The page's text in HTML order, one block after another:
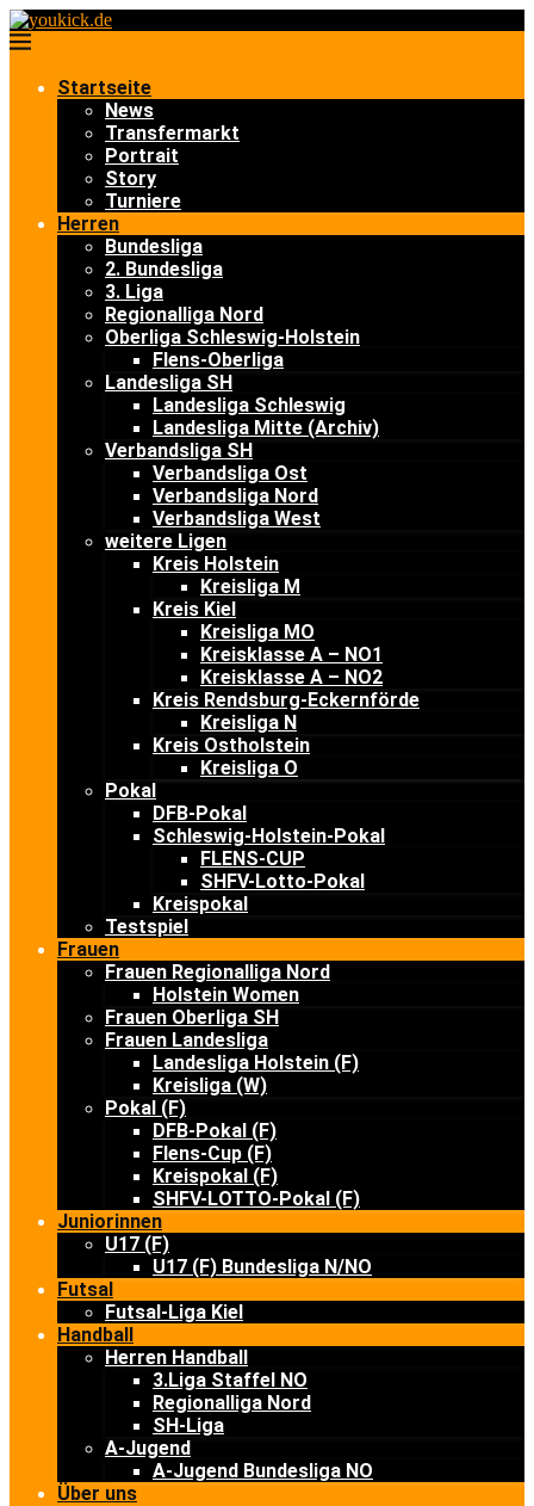
Startseite
News
Transfermarkt
Portrait
Story
Turniere
Herren
Bundesliga
2. Bundesliga
3. Liga
Regionalliga Nord
Oberliga Schleswig-Holstein
Flens-Oberliga
Landesliga SH
Landesliga Schleswig
Landesliga Mitte (Archiv)
Verbandsliga SH
Verbandsliga Ost
Verbandsliga Nord
Verbandsliga West
weitere Ligen
Kreis Holstein
Kreisliga M
Kreis Kiel
Kreisliga MO
Kreisklasse A – NO1
Kreisklasse A – NO2
Kreis Rendsburg-Eckernförde
Kreisliga N
Kreis Ostholstein
Kreisliga O
Pokal
DFB-Pokal
Schleswig-Holstein-Pokal
FLENS-CUP
SHFV-Lotto-Pokal
Kreispokal
Testspiel
Frauen
Frauen Regionalliga Nord
Holstein Women
Frauen Oberliga SH
Frauen Landesliga
Landesliga Holstein (F)
Kreisliga (W)
Pokal (F)
DFB-Pokal (F)
Flens-Cup (F)
Kreispokal (F)
SHFV-LOTTO-Pokal (F)
Juniorinnen
U17 (F)
U17 (F) Bundesliga N/NO
Futsal
Futsal-Liga Kiel
Handball
Herren Handball
3.Liga Staffel NO
Regionalliga Nord
SH-Liga
A-Jugend
A-Jugend Bundesliga NO
Über uns